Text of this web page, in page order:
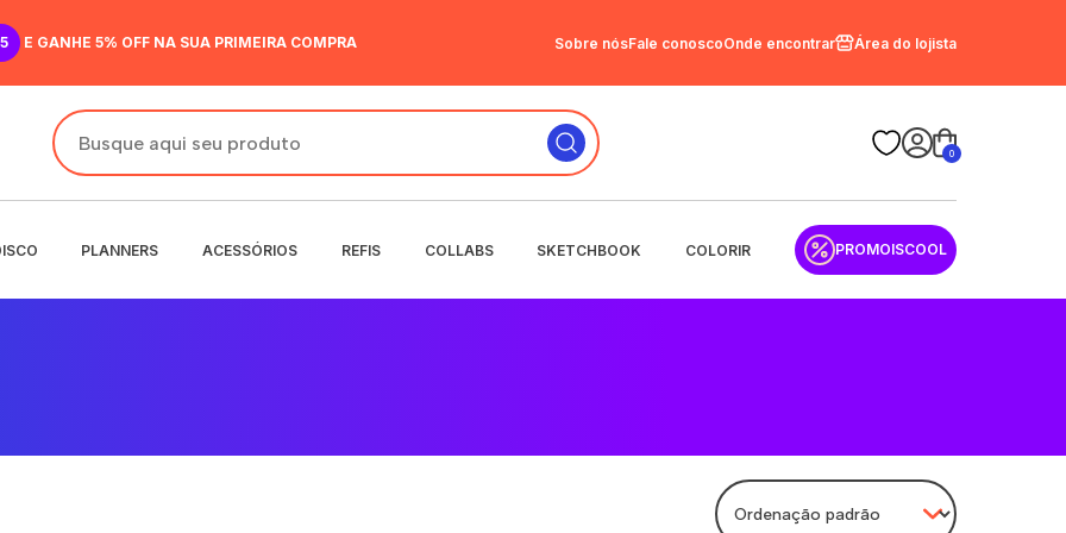
E GANHE 5% OFF NA SUA PRIMEIRA COMPRA Sobre nósFale conoscoOnde encontrar Área do lojista
0
PLANNERS ACESSÓRIOS REFIS COLLABS SKETCHBOOK COLORIR PROMOISCOOL